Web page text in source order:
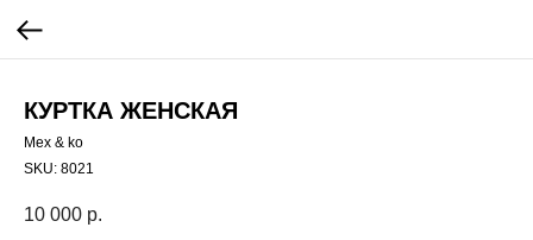
КУРТКА ЖЕНСКАЯ
Mex & ko
SKU: 8021
10 000 р.